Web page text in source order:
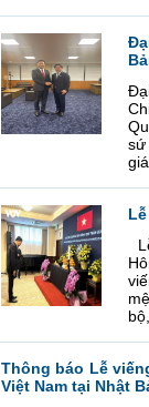
sứ
Thông báo Lễ
Việt Nam tại Nhật